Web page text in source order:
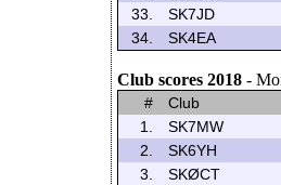
33.
SK7JD
34.
SK4EA
Club scores 2018 -
# Club
1.
SK7MW
2.
SK6YH
3.
SKØCT